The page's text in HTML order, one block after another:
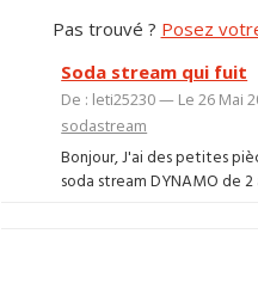
Pas trouvé ? Posez
Soda stream qui fuit
De : leti25230 — Le 26 Mai
sodastream
Bonjour, J'ai des petites
soda stream DYNAMO de